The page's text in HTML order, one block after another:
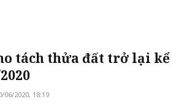
tách thửa đất trở lại kể
06/2020, 18:19